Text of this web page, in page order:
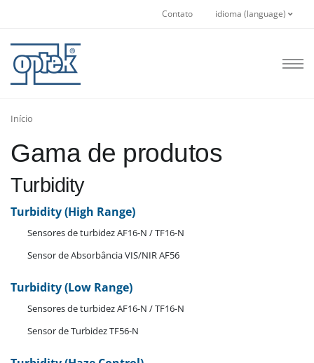
Contato idioma (language)
Início
Gama de produtos
Turbidity
Turbidity (High Range)
Sensores de turbidez AF16-N / TF16-N
Sensor de Absorbância VIS/NIR AF56
Turbidity (Low Range)
Sensores de turbidez AF16-N / TF16-N
Sensor de Turbidez TF56-N